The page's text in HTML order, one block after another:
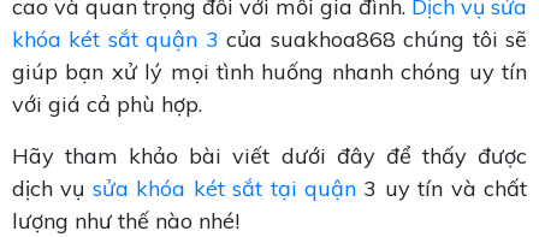
cao và quan trọng đối với mỗi gia đình. Dịch vụ sửa
khóa két sắt quận 3 của suakhoa868 chúng tôi sẽ
giúp bạn xử lý mọi tình huống nhanh chóng uy tín
với giá cả phù hợp.
Hãy tham khảo bài viết dưới đây để thấy được
dịch vụ sửa khóa két sắt tại quận3 uy tín và chất
lượng như thế nào nhé!